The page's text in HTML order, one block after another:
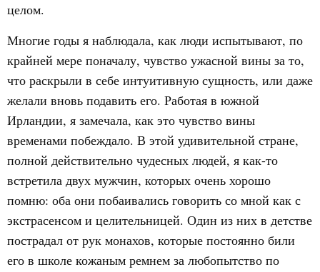
целом.
Многие годы я наблюдала, как люди испытывают, по
крайней мере поначалу, чувство ужасной вины за то,
что раскрыли в себе интуитивную сущность, или даже
желали вновь подавить его. Работая в южной
Ирландии, я замечала, как это чувство вины
временами побеждало. В этой удивительной стране,
полной действительно чудесных людей, я как-то
встретила двух мужчин, которых очень хорошо
помню: оба они побаивались говорить со мной как с
экстрасенсом и целительницей. Один из них в детстве
пострадал от рук монахов, которые постоянно били
его в школе кожаным ремнем за любопытство по